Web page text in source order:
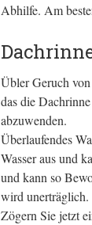
Abhilfe. Am
Übler Geruch
das die
abzuwenden.
Überlaufendes
Wasser aus und
und kann so
wird unerträglich.
Zögern Sie jetzt